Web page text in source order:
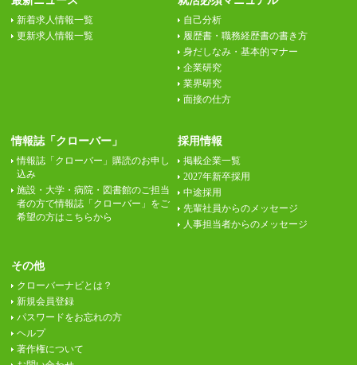
新着求人情報一覧
更新求人情報一覧
自己分析
履歴書・職務経歴書の書き方
身だしなみ・基本的マナー
企業研究
業界研究
面接の仕方
情報誌「クローバー」
情報誌「クローバー」購読のお申し
込み
施設・大学・病院・図書館のご担当
者の方で情報誌「クローバー」をご
希望の方はこちらから
採用情報
掲載企業一覧
2027年新卒採用
中途採用
先輩社員からのメッセージ
人事担当者からのメッセージ
その他
クローバーナビとは？
新規会員登録
パスワードをお忘れの方
ヘルプ
著作権について